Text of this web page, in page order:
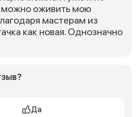
можно оживить мою
мастерам из
как новая. Однозначно
Да